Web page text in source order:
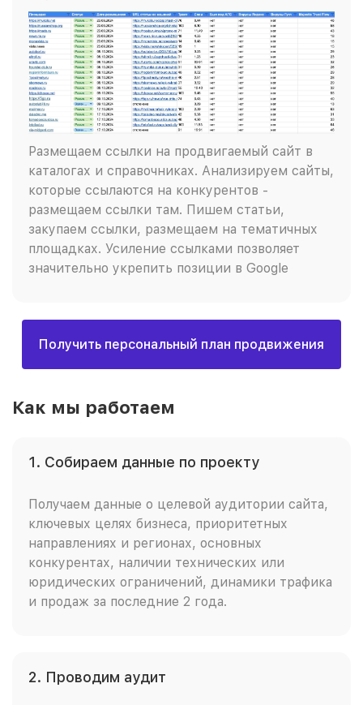
Размещаем ссылки на продвигаемый сайт в
каталогах и справочниках. Анализируем сайты,
которые ссылаются на конкурентов -
размещаем ссылки там. Пишем статьи,
закупаем ссылки, размещаем на тематичных
площадках. Усиление ссылками позволяет
значительно укрепить позиции в Google
Получить персональный план продвижения
Как мы работаем
1. Собираем данные по проекту
Получаем данные о целевой аудитории сайта,
ключевых целях бизнеса, приоритетных
направлениях и регионах, основных
конкурентах, наличии технических или
юридических ограничений, динамики трафика
и продаж за последние 2 года.
2. Проводим аудит